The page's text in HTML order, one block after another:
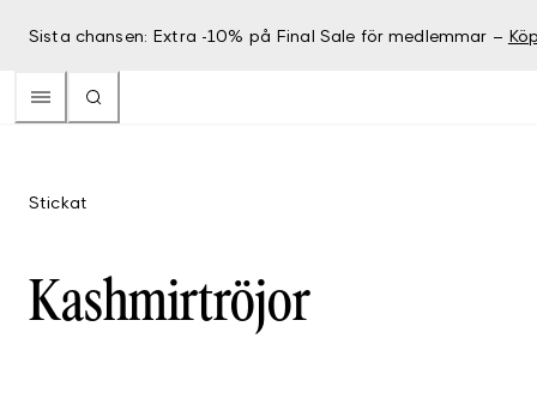
Sista chansen: Extra -10% på Final Sale för medlemmar –
Stickat
Kashmirtröjor